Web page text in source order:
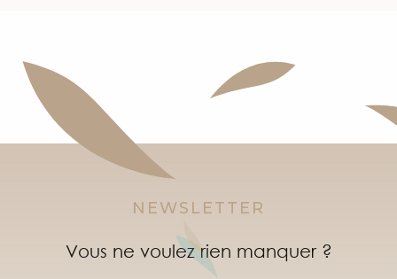
NEWSLETTER
Vous ne voulez rien manquer ?